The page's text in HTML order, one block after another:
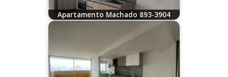
Apartamento Machado 893-3904